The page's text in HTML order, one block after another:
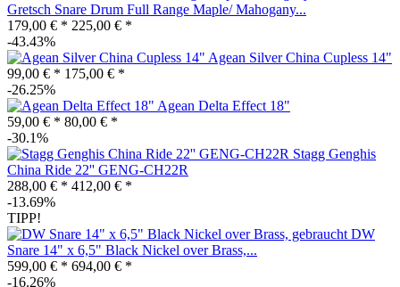
Gretsch Snare Drum Full Range Maple/ Mahogany...
179,00 € * 225,00 € *
-43.43%
Agean Silver China Cupless 14"
99,00 € * 175,00 € *
-26.25%
Agean Delta Effect 18"
59,00 € * 80,00 € *
-30.1%
Stagg Genghis
China Ride 22'' GENG-CH22R
288,00 € * 412,00 € *
-13.69%
TIPP!
DW
Snare 14" x 6,5" Black Nickel over Brass,...
599,00 € * 694,00 € *
-16.26%